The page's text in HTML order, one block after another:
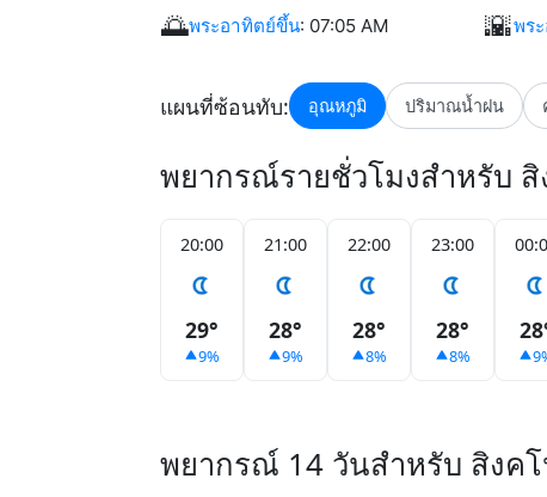
🌅พระอาทิตย์ขึ้น: 07:05 AM 🌇พร
แผนที่ซ้อนทับ: อุณหภูมิ ปริมาณน้ำฝน
พยากรณ์รายชั่วโมงสำหรับ สิ
20:00
29°
9%
21:00
28°
9%
22:00
28°
8%
23:00
28°
8%
พยากรณ์ 14 วันสำหรับ สิงค